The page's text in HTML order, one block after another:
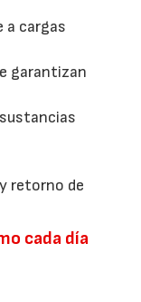
a cargas
garantizan
retorno de
cada día